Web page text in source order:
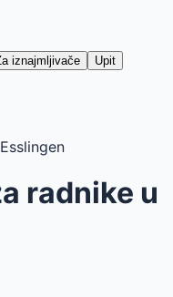
iznajmljivače Upit
Esslingen
radnike u